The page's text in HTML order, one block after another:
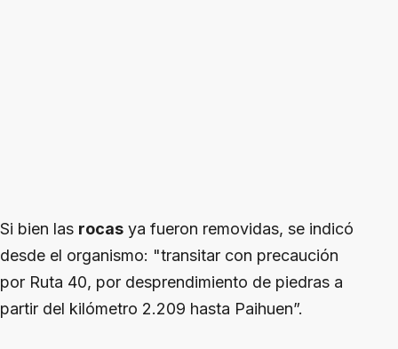
Si bien las rocas ya fueron removidas, se indicó
desde el organismo: "transitar con precaución
por Ruta 40, por desprendimiento de piedras a
partir del kilómetro 2.209 hasta Paihuen”.